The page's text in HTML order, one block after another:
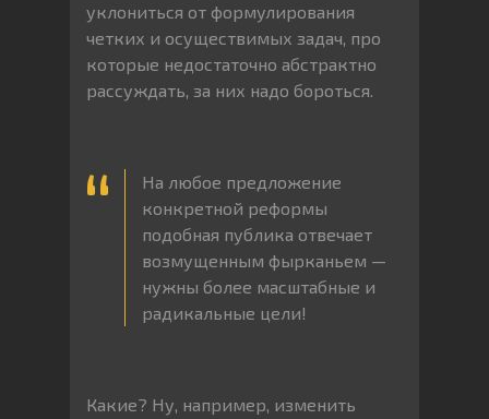
уклониться от формулирования
четких и осуществимых задач, про
которые недостаточно абстрактно
рассуждать, за них надо бороться.
На любое предложение
конкретной реформы
подобная публика отвечает
возмущенным фырканьем —
нужны более масштабные и
радикальные цели!
Какие? Ну, например, изменить